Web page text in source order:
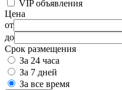
VIP объявления
Цена
от
до
Срок размещения
За 24 часа
За 7 дней
За все время